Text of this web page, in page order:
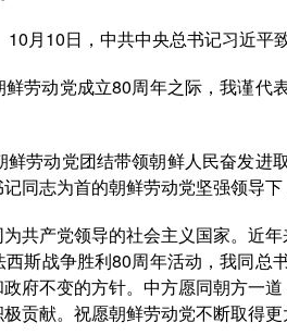
10日，中共中央总书记习近平致
动党成立80周年之际，我谨代
动党团结带领朝鲜人民奋发进
同志为首的朝鲜劳动党坚强领导
产党领导的社会主义国家。近年
斯战争胜利80周年活动，我同
府不变的方针。中方愿同朝方一
贡献。祝愿朝鲜劳动党不断取得